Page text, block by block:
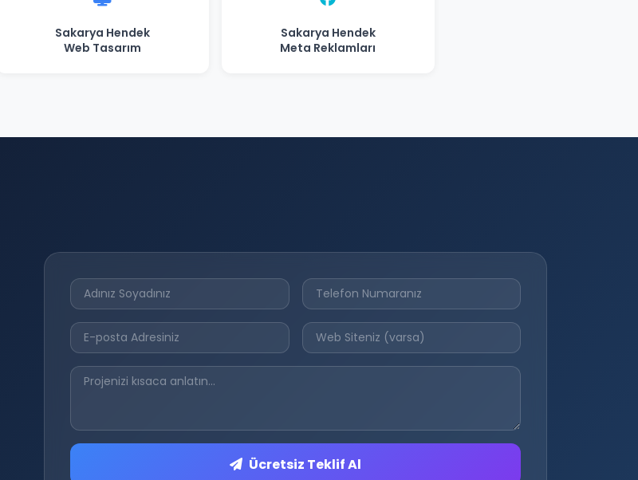
Sakarya Hendek
Web Tasarım
Sakarya Hendek
Meta Reklamları
Ücretsiz Teklif Al